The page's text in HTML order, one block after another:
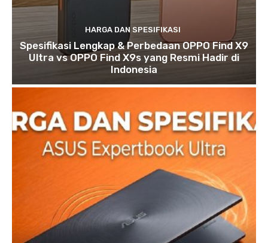
HARGA DAN SPESIFIKASI
Spesifikasi Lengkap & Perbedaan OPPO Find X9
Ultra vs OPPO Find X9s yang Resmi Hadir di
Indonesia